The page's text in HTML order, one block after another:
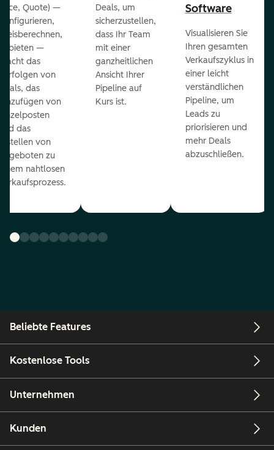
Quote) —
—
das
von
das
von
das
von
zu
nahtlosen
Deals, um
sicherzustellen,
dass Ihr Team
mit einer
ganzheitlichen
Ansicht Ihrer
Pipeline auf
Kurs ist.
Software
Visualisieren Sie
Ihren gesamten
Verkaufszyklus in
einer leicht
verständlichen
Pipeline, um
Leads zu
priorisieren und
mehr Deals
abzuschließen.
Beliebte Features
Kostenlose Tools
Unternehmen
Kunden